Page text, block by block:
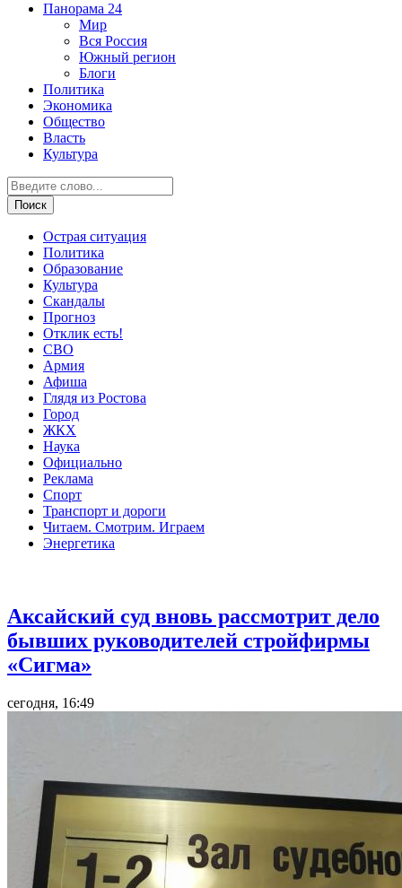
Панорама 24
Мир
Вся Россия
Южный регион
Блоги
Политика
Экономика
Общество
Власть
Культура
Острая ситуация
Политика
Образование
Культура
Скандалы
Прогноз
Отклик есть!
СВО
Армия
Афиша
Глядя из Ростова
Город
ЖКХ
Наука
Официально
Реклама
Спорт
Транспорт и дороги
Читаем. Смотрим. Играем
Энергетика
Аксайский суд вновь рассмотрит дело
бывших руководителей стройфирмы
«Сигма»
сегодня, 16:49